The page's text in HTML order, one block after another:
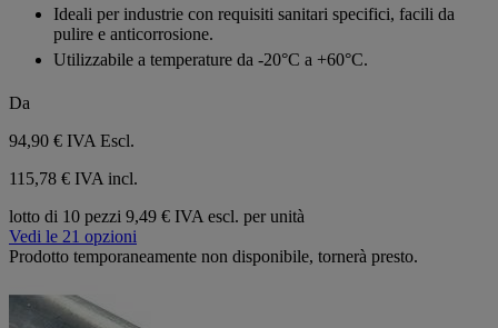
Ideali per industrie con requisiti sanitari specifici, facili da
pulire e anticorrosione.
Utilizzabile a temperature da -20°C a +60°C.
Da
94,90 € IVA Escl.
115,78 € IVA incl.
lotto di 10 pezzi 9,49 € IVA escl. per unità
Vedi le 21 opzioni
Prodotto temporaneamente non disponibile, tornerà presto.